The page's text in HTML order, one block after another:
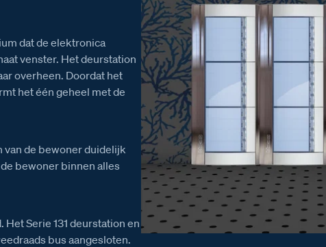
dat de elektronica
venster. Het deurstation
overheen. Doordat het
het één geheel met de
de bewoner duidelijk
bewoner binnen alles
Serie 131 deurstation en
bus aangesloten.